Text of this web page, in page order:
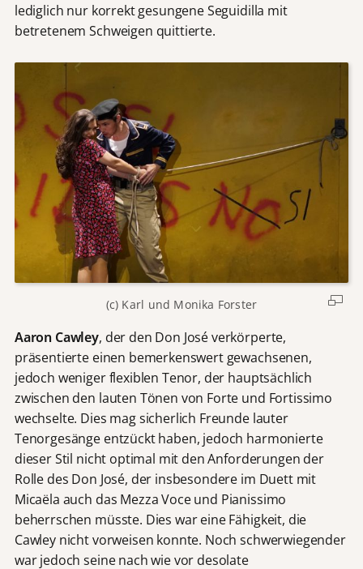
lediglich nur korrekt gesungene Seguidilla mit
betretenem Schweigen quittierte.
(c) Karl und Monika Forster
Aaron Cawley, der den Don José verkörperte,
präsentierte einen bemerkenswert gewachsenen,
jedoch weniger flexiblen Tenor, der hauptsächlich
zwischen den lauten Tönen von Forte und Fortissimo
wechselte. Dies mag sicherlich Freunde lauter
Tenorgesänge entzückt haben, jedoch harmonierte
dieser Stil nicht optimal mit den Anforderungen der
Rolle des Don José, der insbesondere im Duett mit
Micaëla auch das Mezza Voce und Pianissimo
beherrschen müsste. Dies war eine Fähigkeit, die
Cawley nicht vorweisen konnte. Noch schwerwiegender
war jedoch seine nach wie vor desolate